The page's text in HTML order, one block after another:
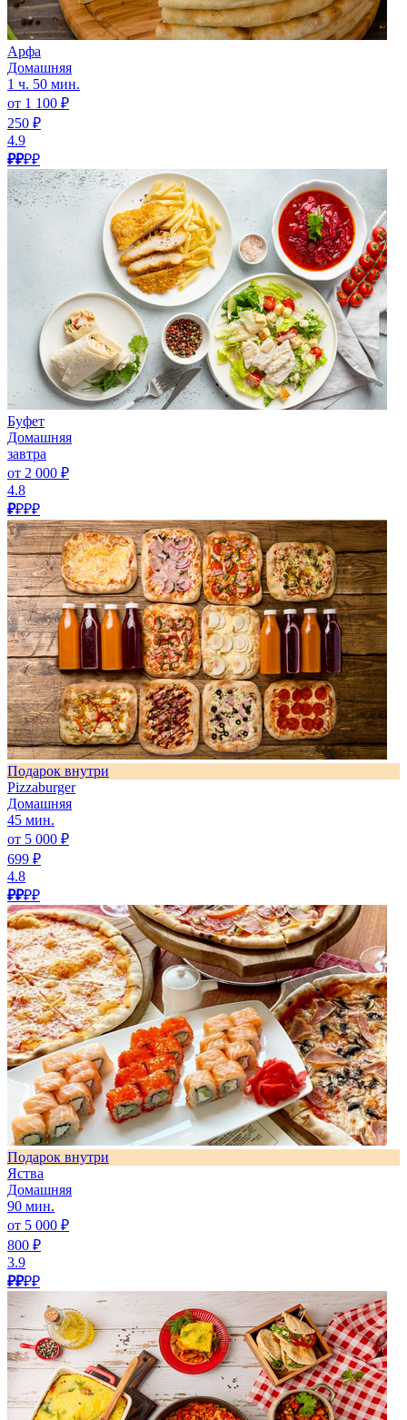
Арфа
Домашняя
1 ч. 50 мин.
от 1 100 ₽
250 ₽
4.9
₽₽₽₽
Буфет
Домашняя
завтра
от 2 000 ₽
4.8
₽₽₽₽
Подарок внутри
Pizzaburger
Домашняя
45 мин.
от 5 000 ₽
699 ₽
4.8
₽₽₽₽
Подарок внутри
Яства
Домашняя
90 мин.
от 5 000 ₽
800 ₽
3.9
₽₽₽₽